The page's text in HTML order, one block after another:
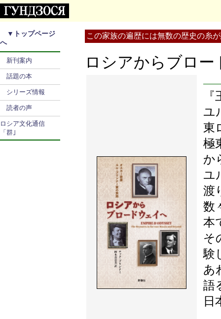
▼ トップページ
へ
新刊案内
話題の本
シリーズ情報
読者の声
ロシア文化通信
「群｣
この家族の遍歴には無数の歴史の糸
ロシアからブロ
ユ
東
極
か
ユ
渡
数
本
そ
験
あ
語
日